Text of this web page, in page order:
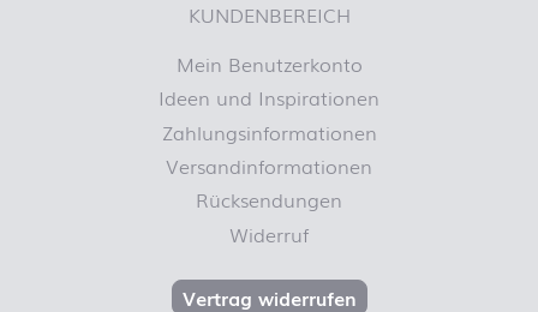
KUNDENBEREICH
Mein Benutzerkonto
Ideen und Inspirationen
Zahlungsinformationen
Versandinformationen
Rücksendungen
Widerruf
Vertrag widerrufen